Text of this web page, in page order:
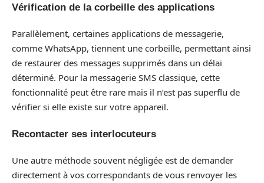
Vérification de la corbeille des applications
Parallèlement, certaines applications de messagerie,
comme WhatsApp, tiennent une corbeille, permettant ainsi
de restaurer des messages supprimés dans un délai
déterminé. Pour la messagerie SMS classique, cette
fonctionnalité peut être rare mais il n’est pas superflu de
vérifier si elle existe sur votre appareil.
Recontacter ses interlocuteurs
Une autre méthode souvent négligée est de demander
directement à vos correspondants de vous renvoyer les